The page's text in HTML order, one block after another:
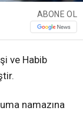
ABONE OL
ve Habib
namazına